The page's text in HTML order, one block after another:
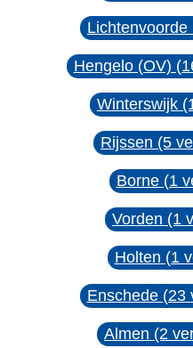
Lichtenvoorde
Hengelo (OV)
Winterswijk
Rijssen (5
Borne (1
Vorden (1
Holten (1
Enschede (23
Almen (2